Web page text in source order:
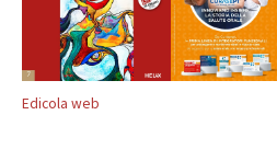
Edicola web